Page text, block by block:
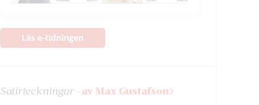
Läs e-tidningen
Satir­teckningar –av Max Gustafson